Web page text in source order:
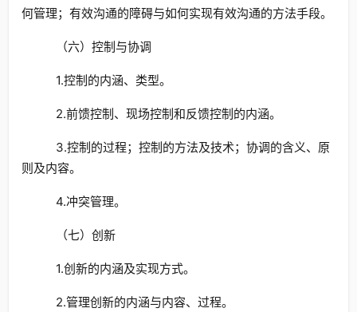
何管理；有效沟通的障碍与如何实现有效沟通的方法手段。
（六）控制与协调
1.控制的内涵、类型。
2.前馈控制、现场控制和反馈控制的内涵。
3.控制的过程；控制的方法及技术；协调的含义、原
则及内容。
4.冲突管理。
（七）创新
1.创新的内涵及实现方式。
2.管理创新的内涵与内容、过程。